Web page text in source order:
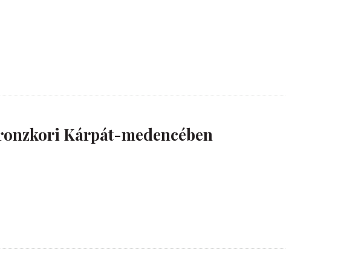
Kárpát-medencében